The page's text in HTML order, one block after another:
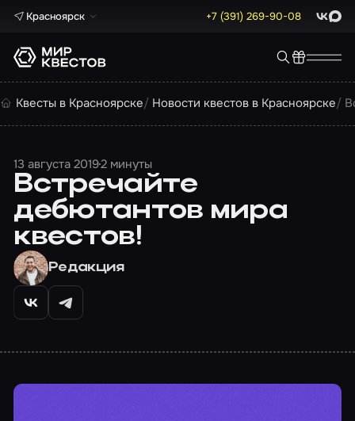
Красноярск +7 (391) 269-90-08 Max
Квесты в Красноярске Новости квестов в Красноярске
13 августа 20192 минуты
Встречайте
дебютантов мира
квестов!
Редакция